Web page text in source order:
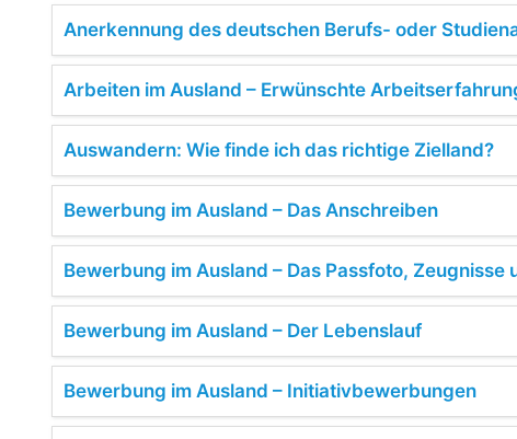
Anerkennung des deutschen Berufs- oder
Arbeiten im Ausland – Erwünschte
Auswandern: Wie finde ich das richtige Zielland?
Bewerbung im Ausland – Das Anschreiben
Bewerbung im Ausland – Das Passfoto, Zeugnisse
Bewerbung im Ausland – Der Lebenslauf
Bewerbung im Ausland – Initiativbewerbungen